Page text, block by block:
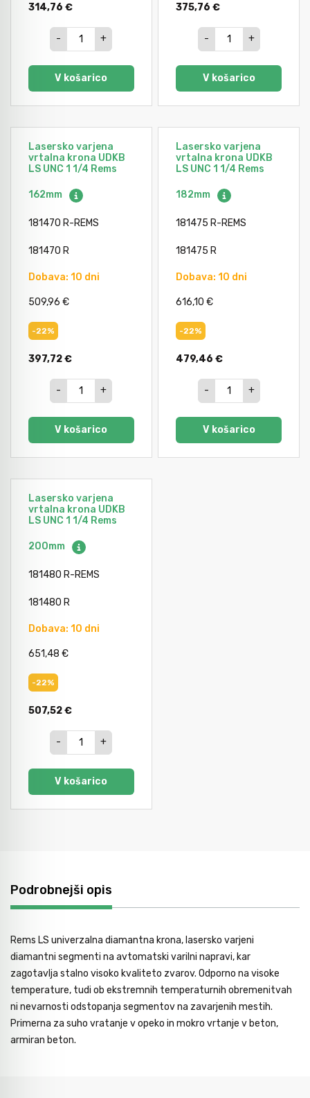
314,76 €
- +
V košarico
375,76 €
- +
V košarico
Lasersko varjena
vrtalna krona UDKB
LS UNC 1 1/4 Rems
162mm
181470 R-REMS
181470 R
Dobava: 10 dni
509,96 €
-22%
397,72 €
- +
V košarico
Lasersko varjena
vrtalna krona UDKB
LS UNC 1 1/4 Rems
182mm
181475 R-REMS
181475 R
Dobava: 10 dni
616,10 €
-22%
479,46 €
- +
V košarico
Lasersko varjena
vrtalna krona UDKB
LS UNC 1 1/4 Rems
200mm
181480 R-REMS
181480 R
Dobava: 10 dni
651,48 €
-22%
507,52 €
- +
V košarico
Podrobnejši opis
Rems LS univerzalna diamantna krona, lasersko varjeni
diamantni segmenti na avtomatski varilni napravi, kar
zagotavlja stalno visoko kvaliteto zvarov. Odporno na visoke
temperature, tudi ob ekstremnih temperaturnih obremenitvah
ni nevarnosti odstopanja segmentov na zavarjenih mestih.
Primerna za suho vratanje v opeko in mokro vrtanje v beton,
armiran beton.